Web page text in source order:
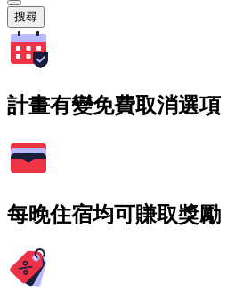
搜尋
計畫有變免費取消選項
每晚住宿均可賺取獎勵